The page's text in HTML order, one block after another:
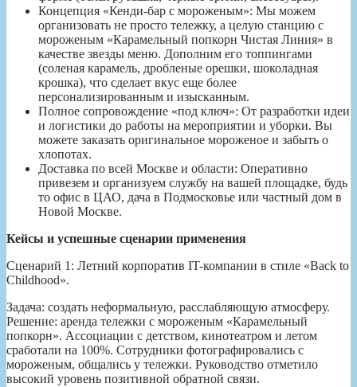
Концепция «Кенди-бар с мороженым»: Мы можем
организовать не просто тележку, а целую станцию с
мороженым «Карамельный попкорн Чистая Линия» в
качестве звезды меню. Дополним его топпингами
(соленая карамель, дробленые орешки, шоколадная
крошка), что сделает вкус еще более
персонализированным и изысканным.
Полное сопровождение «под ключ»: От разработки идеи
и логистики до работы на мероприятии и уборки. Вы
можете заказать оригинальное мороженое и забыть о
хлопотах.
Доставка по всей Москве и области: Оперативно
привезем и организуем службу на вашей площадке, будь
то офис в ЦАО, дача в Подмосковье или частный дом в
Новой Москве.
Кейсы и успешные сценарии применения
Сценарий 1: Летний корпоратив IT-компании в стиле «Back to
Childhood».
Задача: создать неформальную, расслабляющую атмосферу.
Решение: аренда тележки с мороженым «Карамельный
попкорн». Ассоциации с детством, кинотеатром и летом
сработали на 100%. Сотрудники фотографировались с
мороженым, общались у тележки. Руководство отметило
высокий уровень позитивной обратной связи.